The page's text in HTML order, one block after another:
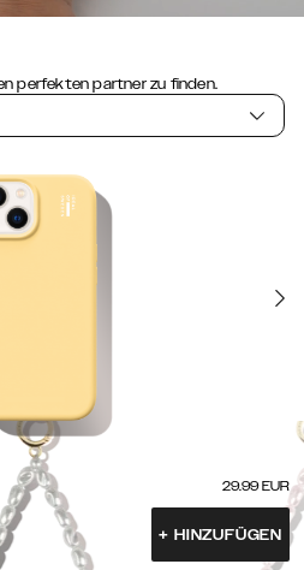
perfekten partner zu finden.
29.99 EUR
+ HINZUFÜGEN